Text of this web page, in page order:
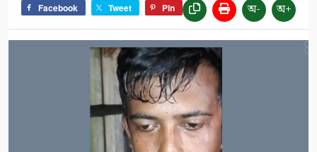
Facebook Tweet Pin অ- অ+